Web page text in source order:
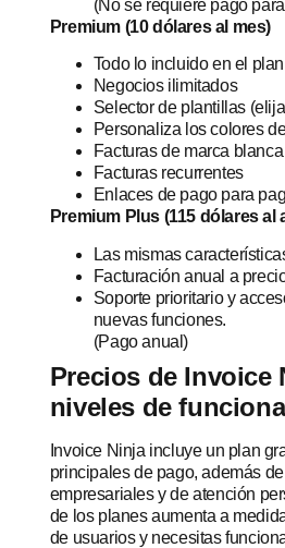
(No se requiere pago
Premium (10 dólares al mes)
Todo lo incluido en el
Negocios ilimitados
Selector de plantillas
Personaliza los colores
Facturas de marca
Facturas recurrentes
Enlaces de pago para
Premium Plus (115 dólares al
Las mismas
Facturación anual a
Soporte prioritario y
nuevas funciones.
(Pago anual)
Precios de Invoice
niveles de
Invoice Ninja incluye un plan
principales de pago, además
empresariales y de atención
de los planes aumenta a
de usuarios y necesitas